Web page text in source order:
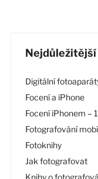
Digitální
Focení a iPhone
Focení iPhonem –
Fotografování
Fotoknihy
Jak fotografovat
Knihy o